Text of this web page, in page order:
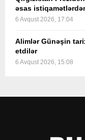
əsas
6 Avqust 2026, 17:04
Alimlər Günəşin
etdilər
6 Avqust 2026, 15:08